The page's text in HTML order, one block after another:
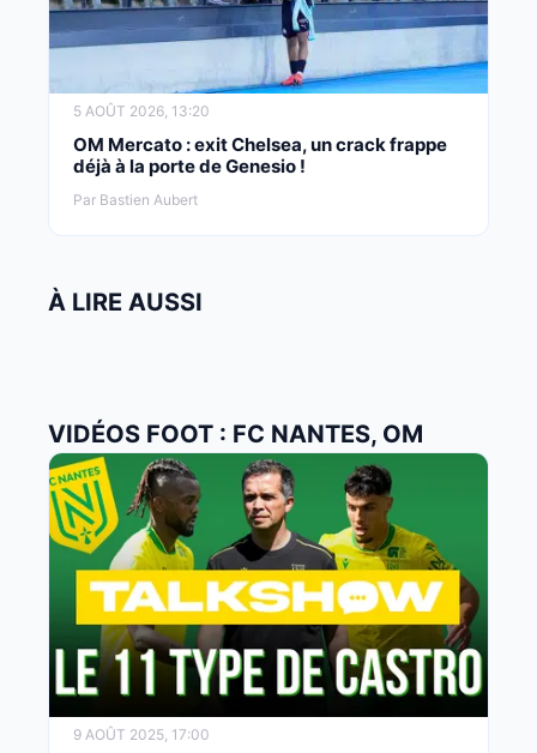
5 AOÛT 2026, 13:20
OM Mercato : exit Chelsea, un crack frappe
déjà à la porte de Genesio !
Par Bastien Aubert
À LIRE AUSSI
VIDÉOS FOOT : FC NANTES, OM
9 AOÛT 2025, 17:00